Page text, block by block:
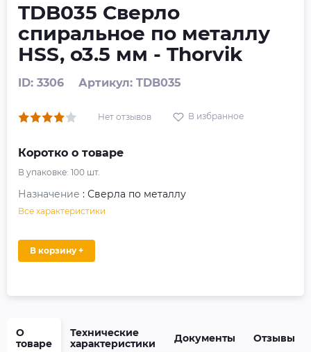
TDB035 Сверло
спиральное по металлу
HSS, o3.5 мм - Thorvik
ID: 3306 Артикул: TDB035
Нет отзывов В избранное
Коротко о товаре
В упаковке: 100 шт.
Назначение : Сверла по металлу
Все характеристики
В корзину +
О
товаре
Технические
характеристики
Документы Отзывы